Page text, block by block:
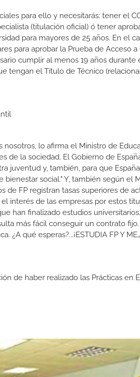
para ello y necesitarás: tener el
(titulación oficial) ó tener
para mayores de 25 años. En el
para aprobar la Prueba de Acceso a
cumplir al menos 19 años durante
tengan el Título de Técnico
nosotros, lo afirma el Ministro de
de la sociedad. El Gobierno de
juventud y, también, para que
social." Y, también según el
de FP registran tasas superiores de
interés de las empresas por estos
han finalizado estudios
más fácil conseguir un contrato
qué esperas?...¡ESTUDIA FP Y
de haber realizado las Prácticas en